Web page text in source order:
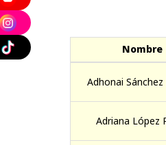
Nombre
Adhonai
Adriana López